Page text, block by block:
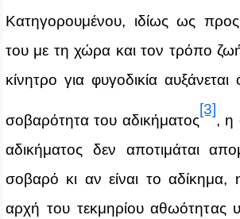
Κατηγορουμένου, ιδίως ως
του με τη χώρα και τον τρόπο
κίνητρο για φυγοδικία
σοβαρότητα του αδικήματος
[3]
, η
αδικήματος δεν αποτιμάται
σοβαρό κι αν είναι το αδίκημα,
αρχή του τεκμηρίου αθωότητας